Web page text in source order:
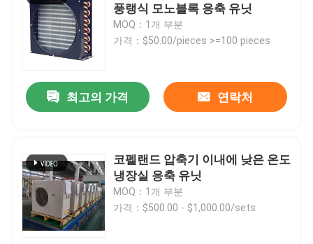
풍랭식 모노블록 응축 유닛
MOQ：1개 부분
가격：$50.00/pieces >=100 pieces
최고의 가격 연락처
코펠랜드 압축기 이내에 낮은 온도
냉장실 응축 유닛
MOQ：1개 부분
가격：$500.00 - $1,000.00/sets